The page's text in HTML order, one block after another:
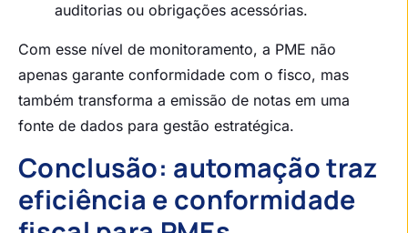
auditorias ou obrigações acessórias.
Com esse nível de monitoramento, a PME não
apenas garante conformidade com o fisco, mas
também transforma a emissão de notas em uma
fonte de dados para gestão estratégica.
Conclusão: automação traz
eficiência e conformidade